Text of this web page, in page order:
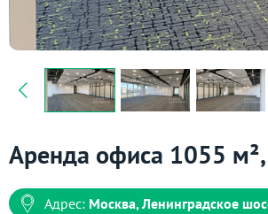
Аренда офиса 1055 м²,
Адрес: Москва, Ленинградское